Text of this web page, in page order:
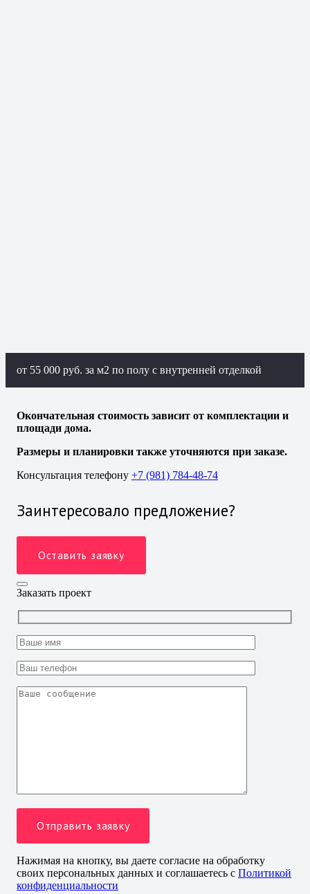
от 55 000 руб. за м2 по полу с внутренней отделкой
Окончательная стоимость зависит от комплектации и
площади дома.
Размеры и планировки также уточняются при заказе.
Консультация телефону +7 (981) 784-48-74
Заинтересовало предложение?
Оставить заявку
Заказать проект
Нажимая на кнопку, вы даете согласие на обработку
своих персональных данных и соглашаетесь с Политикой
конфиденциальности